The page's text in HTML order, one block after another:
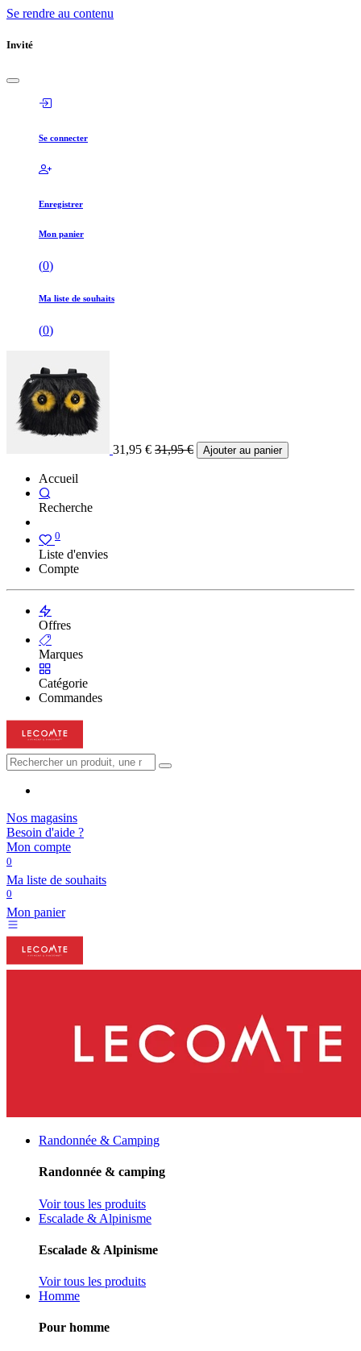
Se rendre au contenu
Invité
Se connecter
Enregistrer
Mon panier
(0)
Ma liste de souhaits
(0)
31,95 € 31,95€ Ajouter au panier
Accueil
Recherche
0
Liste d'envies
Compte
Offres
Marques
Catégorie
Commandes
Nos magasins
Besoin d'aide ?
Mon compte
0
Ma liste de souhaits
0
Mon panier
Randonnée & Camping
Randonnée & camping
Voir tous les produits
Escalade & Alpinisme
Escalade & Alpinisme
Voir tous les produits
Homme
Pour homme